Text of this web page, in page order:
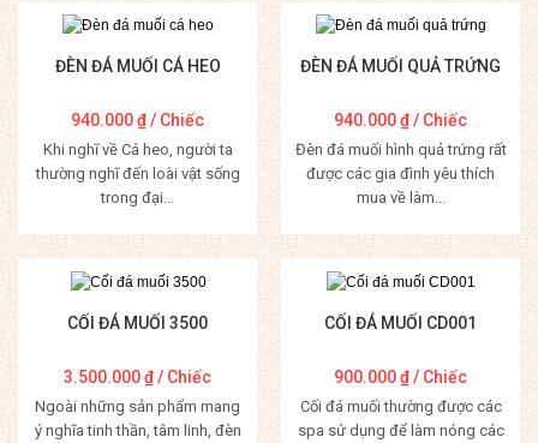
ĐÈN ĐÁ MUỐI CÁ HEO
940.000₫/ Chiếc
Khi nghĩ về Cá heo, người ta
thường nghĩ đến loài vật sống
trong đại...
Mua Hàng
ĐÈN ĐÁ MUỐI QUẢ TRỨNG
940.000₫/ Chiếc
Đèn đá muối hình quả trứng rất
được các gia đình yêu thích
mua về làm...
Mua Hàng
CỐI ĐÁ MUỐI 3500
3.500.000₫/ Chiếc
Ngoài những sản phẩm mang
ý nghĩa tinh thần, tâm linh, đèn
CỐI ĐÁ MUỐI CD001
900.000₫/ Chiếc
Cối đá muối thường được các
spa sử dụng để làm nóng các